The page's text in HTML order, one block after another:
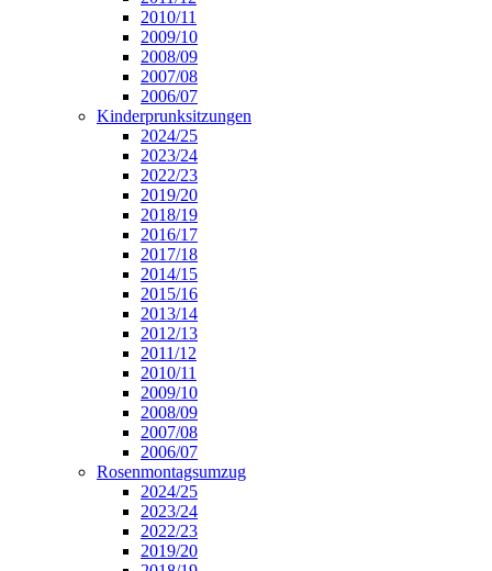
2010/11
2009/10
2008/09
2007/08
2006/07
Kinderprunksitzungen
2024/25
2023/24
2022/23
2019/20
2018/19
2016/17
2017/18
2014/15
2015/16
2013/14
2012/13
2011/12
2010/11
2009/10
2008/09
2007/08
2006/07
Rosenmontagsumzug
2024/25
2023/24
2022/23
2019/20